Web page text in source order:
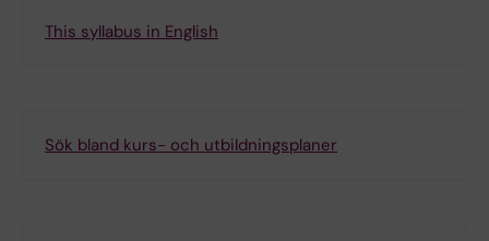
This syllabus in English
Sök bland kurs- och utbildningsplaner